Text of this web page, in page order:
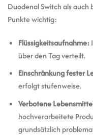
Duodenal Switch als auch
Punkte wichtig:
Flüssigkeitsaufnahme:
über den Tag verteilt.
Einschränkung fester
erfolgt stufenweise.
Verbotene
hochverarbeitete
grundsätzlich